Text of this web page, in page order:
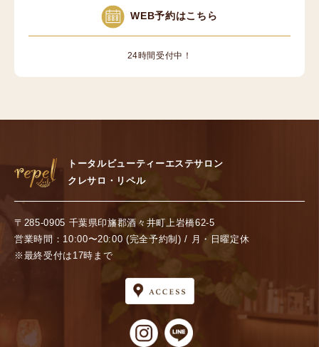
WEB予約はこちら
24時間受付中！
トータルビューティーエステサロン
クレサロ・リペル
〒285-0905 千葉県印旛郡酒々井町上岩橋62-5
営業時間：10:00〜20:00 (完全予約制) / 月・日曜定休
※最終受付は17時まで